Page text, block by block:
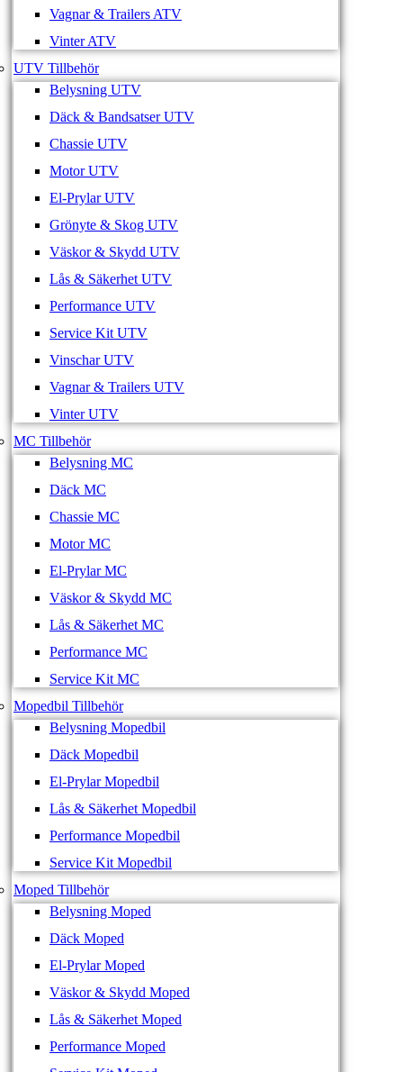
Vagnar & Trailers ATV
Vinter ATV
UTV Tillbehör
Belysning UTV
Däck & Bandsatser UTV
Chassie UTV
Motor UTV
El-Prylar UTV
Grönyte & Skog UTV
Väskor & Skydd UTV
Lås & Säkerhet UTV
Performance UTV
Service Kit UTV
Vinschar UTV
Vagnar & Trailers UTV
Vinter UTV
MC Tillbehör
Belysning MC
Däck MC
Chassie MC
Motor MC
El-Prylar MC
Väskor & Skydd MC
Lås & Säkerhet MC
Performance MC
Service Kit MC
Mopedbil Tillbehör
Belysning Mopedbil
Däck Mopedbil
El-Prylar Mopedbil
Lås & Säkerhet Mopedbil
Performance Mopedbil
Service Kit Mopedbil
Moped Tillbehör
Belysning Moped
Däck Moped
El-Prylar Moped
Väskor & Skydd Moped
Lås & Säkerhet Moped
Performance Moped